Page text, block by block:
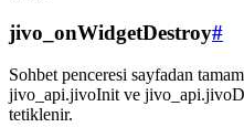
jivo_onWidgetDestroy#
Sohbet penceresi sayfadan
jivo_api.jivoInit ve
tetiklenir.